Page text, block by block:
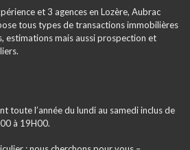
et 3 agences en Lozère, Aubrac
tous types de transactions immobilières
estimations mais aussi prospection et
toute l’année du lundi au samedi inclus de
à 19H00.